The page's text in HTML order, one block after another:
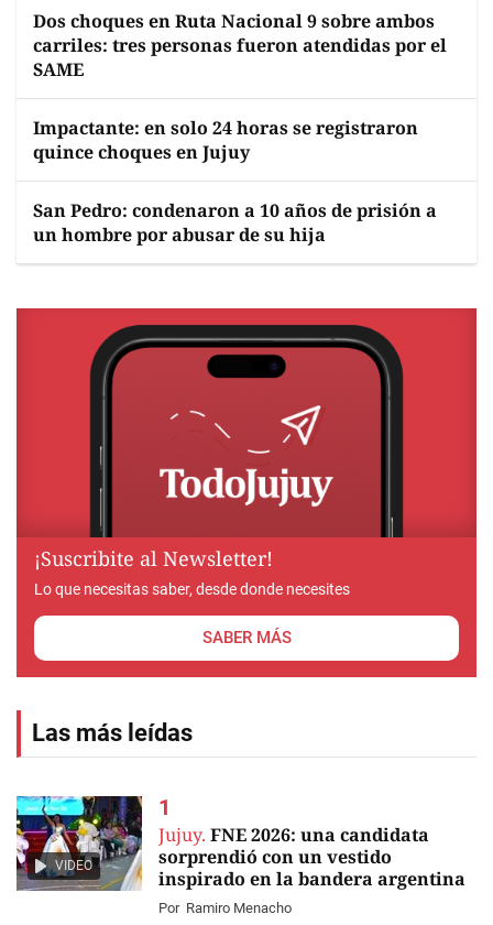
Dos choques en Ruta Nacional 9 sobre ambos
carriles: tres personas fueron atendidas por el
SAME
Impactante: en solo 24 horas se registraron
quince choques en Jujuy
San Pedro: condenaron a 10 años de prisión a
un hombre por abusar de su hija
¡Suscribite al Newsletter!
Lo que necesitas saber, desde donde necesites
SABER MÁS
Las más leídas
VIDEO
Jujuy. FNE 2026: una candidata
sorprendió con un vestido
inspirado en la bandera argentina
Por Ramiro Menacho